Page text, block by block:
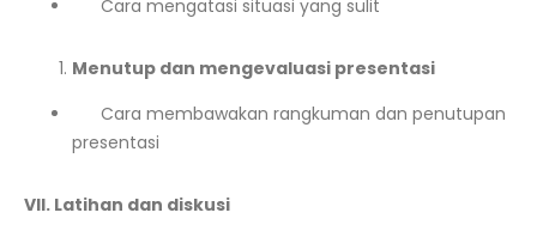
Cara mengatasi situasi yang sulit
Menutup dan mengevaluasi presentasi
Cara membawakan rangkuman dan penutupan
presentasi
VII. Latihan dan diskusi